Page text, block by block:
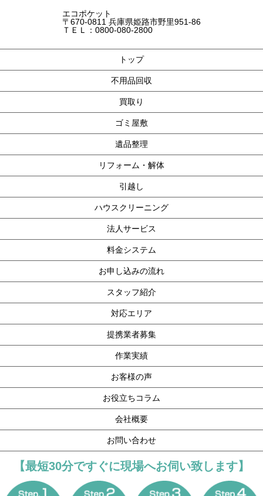
エコポケット
〒670-0811 兵庫県姫路市野里951-86
ＴＥＬ：0800-080-2800
トップ
不用品回収
買取り
ゴミ屋敷
遺品整理
リフォーム・解体
引越し
ハウスクリーニング
法人サービス
料金システム
お申し込みの流れ
スタッフ紹介
対応エリア
提携業者募集
作業実績
お客様の声
お役立ちコラム
会社概要
お問い合わせ
【最短30分ですぐに現場へお伺い致します】